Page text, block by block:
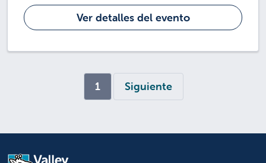
Ver detalles del evento
1(current)Siguiente